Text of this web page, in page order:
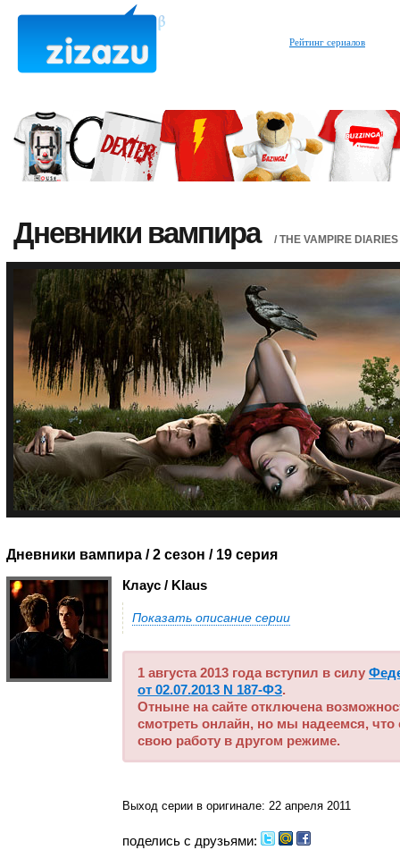
Рейтинг сериалов
Дневники вампира / THE VAMPIRE DIARIES
Дневники вампира / 2 сезон / 19 серия
Клаус / Klaus
Показать описание серии
1 августа 2013 года вступил в силу
от 02.07.2013 N 187-ФЗ.
Отныне на сайте отключена
смотреть онлайн, но мы надеемся, что
свою работу в другом режиме.
Выход серии в оригинале: 22 апреля 2011
поделись с друзьями: